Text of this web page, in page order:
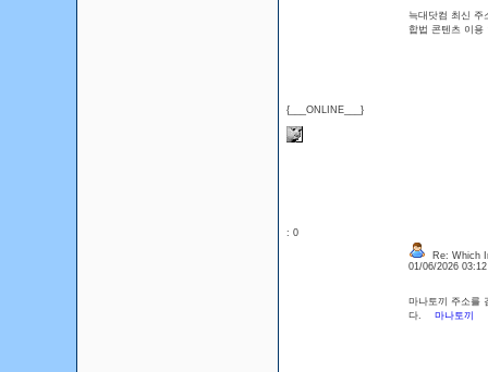
{___ONLINE___}
늑대닷컴 최신 주
합법 콘텐츠 이
: 0
Re: Which
01/06/2026
마나토끼 주소를
다. 마나토끼